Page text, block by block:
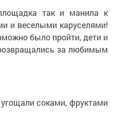
так и манила к
и веселыми каруселями!
было пройти, дети и
за любимым
соками, фруктами